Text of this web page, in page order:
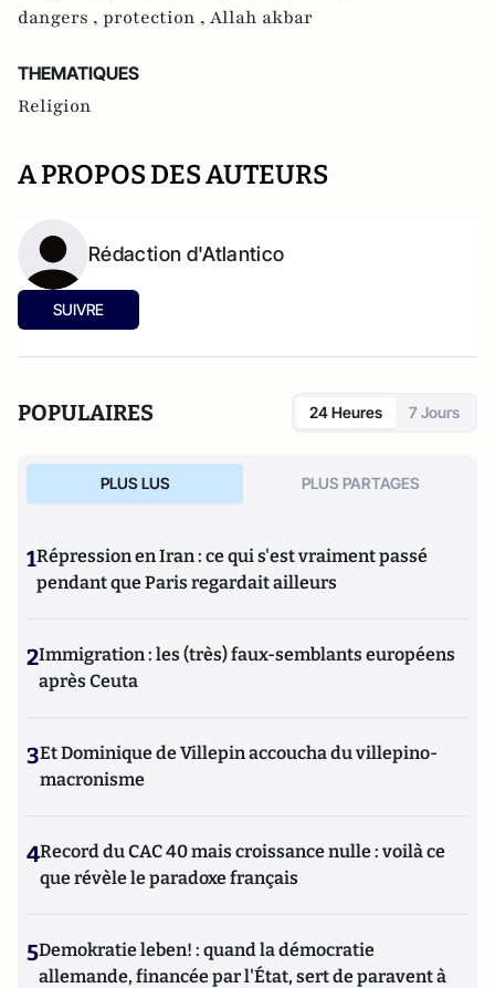
dangers , protection , Allah akbar
THEMATIQUES
Religion
A PROPOS DES AUTEURS
Rédaction d'Atlantico
SUIVRE
POPULAIRES 24 Heures 7 Jours
PLUS LUS PLUS PARTAGES
1Répression en Iran : ce qui s'est vraiment passé
pendant que Paris regardait ailleurs
2Immigration : les (très) faux-semblants européens
après Ceuta
3Et Dominique de Villepin accoucha du villepino-
macronisme
4Record du CAC 40 mais croissance nulle : voilà ce
que révèle le paradoxe français
5Demokratie leben! : quand la démocratie
allemande, financée par l'État, sert de paravent à